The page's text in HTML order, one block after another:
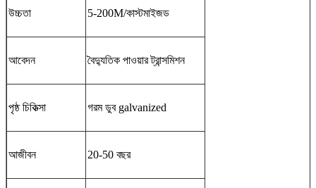
উচ্চতা 5-200M/কাস্টমাইজড
আবেদন বৈদ্যুতিক পাওয়ার ট্রান্সমিশন
পৃষ্ঠ চিকিত্সা গরম ডুব galvanized
আজীবন 20-50 বছর